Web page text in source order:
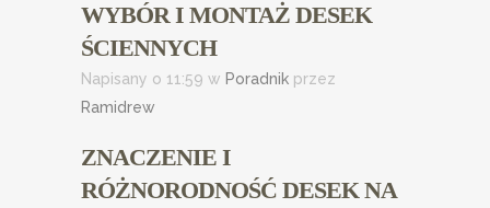
WYBÓR I MONTAŻ DESEK
ŚCIENNYCH
Napisany o 11:59 w Poradnik przez
Ramidrew
ZNACZENIE I
RÓŻNORODNOŚĆ DESEK NA